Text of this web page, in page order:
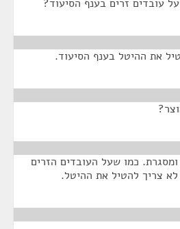
עובדים זרים בענף הסיעוד?
את ההיטל בענף הסיעוד.
כמו שעל העובדים הזרים
צריך להטיל את ההיטל.